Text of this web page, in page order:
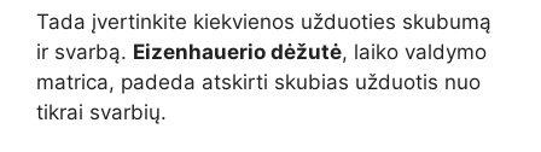
Tada įvertinkite kiekvienos užduoties skubumą
ir svarbą. Eizenhauerio dėžutė, laiko valdymo
matrica, padeda atskirti skubias užduotis nuo
tikrai svarbių.